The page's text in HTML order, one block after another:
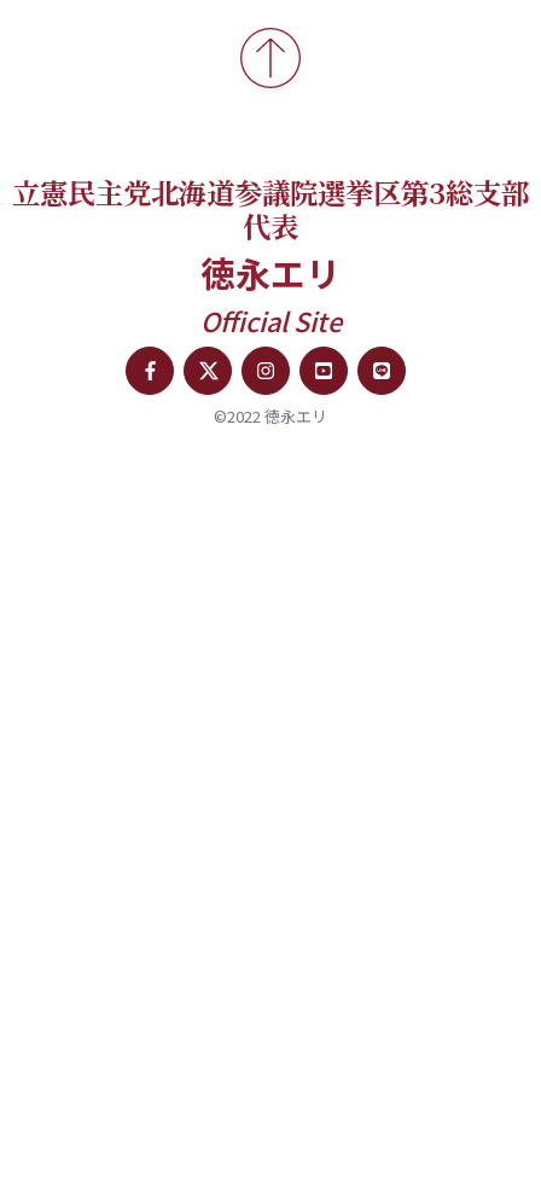
立憲民主党北海道参議院選挙区第3総支部
代表
徳永エリ
Official Site
©2022 徳永エリ